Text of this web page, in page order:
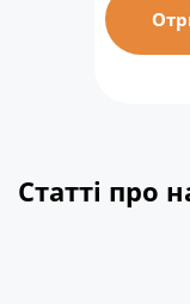
Статті про